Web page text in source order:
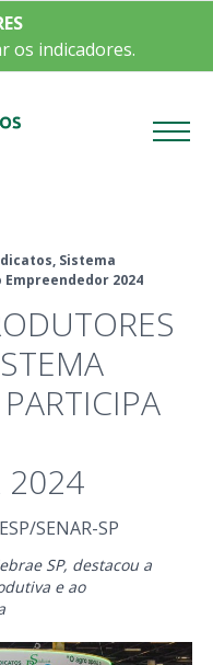
os indicadores.
Sistema
2024
2024
SENAR-SP
SP, destacou a
e ao